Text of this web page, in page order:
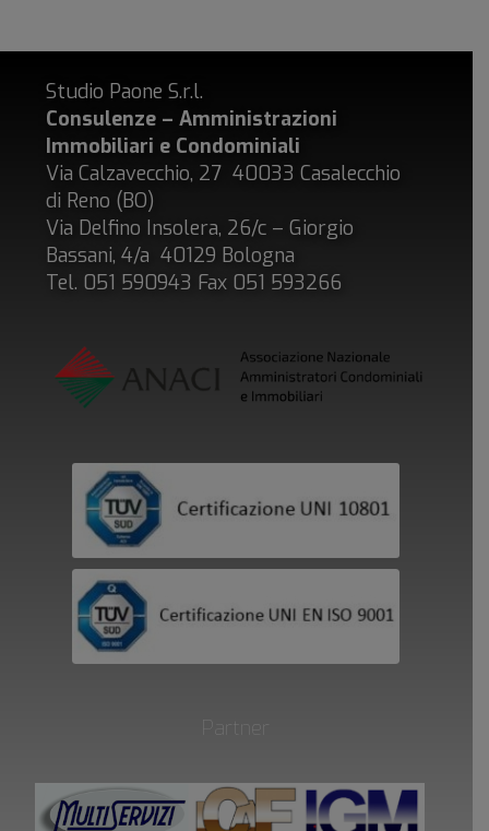
Studio Paone S.r.l.
Consulenze – Amministrazioni
Immobiliari e Condominiali
Via Calzavecchio, 27 40033 Casalecchio
di Reno (BO)
Via Delfino Insolera, 26/c – Giorgio
Bassani, 4/a 40129 Bologna
Tel. 051 590943 Fax 051 593266
Partner